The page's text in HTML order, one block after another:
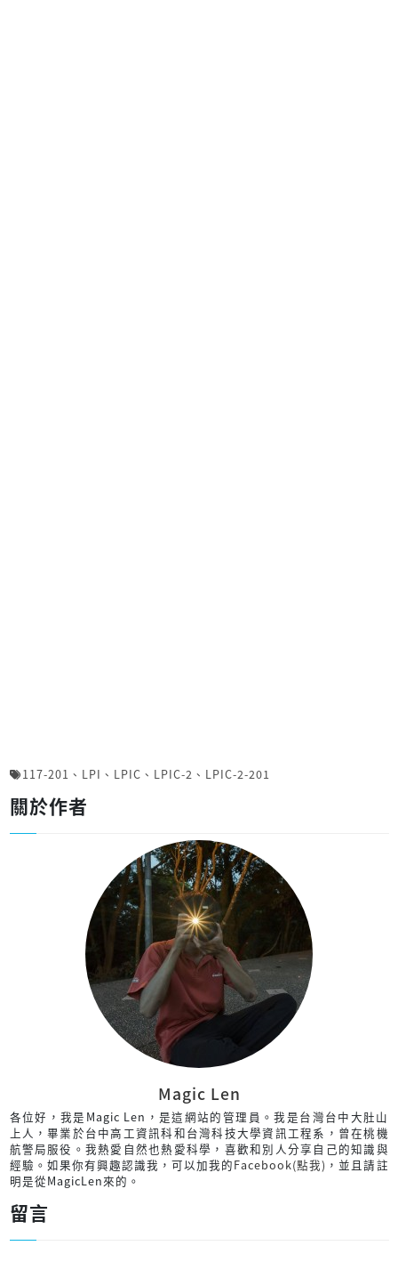
117-201 、 LPI 、 LPIC 、 LPIC-2 、 LPIC-2-201
關於作者
Magic Len
各位好，我是Magic Len，是這網站的管理員。我是台灣台中大肚山
上人，畢業於台中高工資訊科和台灣科技大學資訊工程系，曾在桃機
航警局服役。我熱愛自然也熱愛科學，喜歡和別人分享自己的知識與
經驗。如果你有興趣認識我，可以加我的Facebook(點我) ，並且請註
明是從MagicLen來的。
留言